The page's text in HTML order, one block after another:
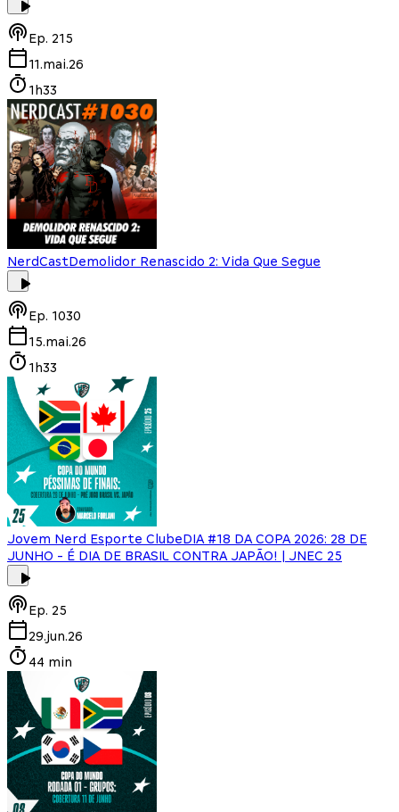
Ep. 215
11.mai.26
1h33
NerdCastDemolidor Renascido 2: Vida Que Segue
Ep. 1030
15.mai.26
1h33
Jovem Nerd Esporte ClubeDIA #18 DA COPA 2026: 28 DE
JUNHO - É DIA DE BRASIL CONTRA JAPÃO! | JNEC 25
Ep. 25
29.jun.26
44 min